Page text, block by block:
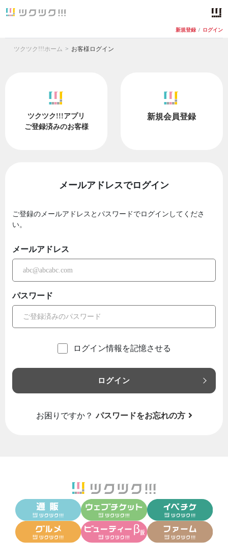
新規登録 / ログイン
ツクツク!!!ホーム お客様ログイン
ツクツク!!!アプリ
ご登録済みのお客様
新規会員登録
メールアドレスでログイン
ご登録のメールアドレスとパスワードでログインしてくださ
い。
メールアドレス
パスワード
ログイン情報を記憶させる
ログイン
お困りですか？ パスワードをお忘れの方